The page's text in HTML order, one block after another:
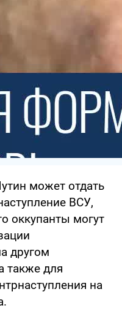
может отдать
ВСУ,
оккупанты могут
другом
также для
на